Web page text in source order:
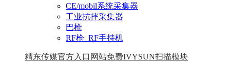
CE/mobil系统采集器
工业抗摔采集器
巴枪
RF枪_RF手持机
精东传媒官方入口网站免费IVYSUN扫描模块